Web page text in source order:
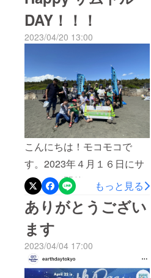
東京都神田にある「meat
&amp; wine BACCHUS」と
いうお店をお借りして、レ
ます。その後、大豆ミート
「soycle」を使用したキー
マカレーを提供いたしま
す。（オーナーシェフが
作ってくださいます！）料
金は無料です。ぜひ、ご参
加ください。「SAMURAI
TRUSH＋誰でも食堂クラウ
ドファンディング」
https://camp-
fire.jp/projects/view/722039?
utm_campaign=cp_po_shar
致しました！もう一段上に
あがろう！ということで、
mocoErathも大きな決断を
ことにより仕事量が増えた
り、なんでこの活動をやっ
ているのか？と再度確認す
ることもしました。それに
よって、自分たちが本気で
やらないと形にならないと
理解しました。また、足り
ないものも気づきました。
起業することは簡単だけれ
ど、事業を続けることは遥
かに難しい。そう思ってい
ます。必死に向き合った結
DAY！！！
2023/04/20 13:00
こんにちは！モコモコで
す。2023年４月１６日にサ
ムトルが開催できまし
た！！本当であれば４月１
５日開催予定でしたが、自
称「晴れ女モコモコ」で
も、今回は土曜日だけ一向
に変化しない雨マーク。な
もっと見る
ありがとうござい
ます
2023/04/04 17:00